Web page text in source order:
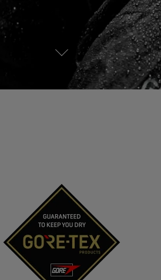
Ver todas las tecnologías de
prendas exteriores